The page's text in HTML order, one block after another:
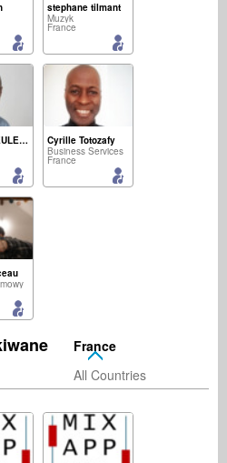
stephane tilmant
Muzyk
France
OLIVIER MEULENYZER
Cyrille Totozafy
Business Services
France
France
All Countries